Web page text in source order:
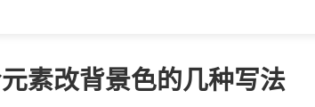
素改背景色的几种写法